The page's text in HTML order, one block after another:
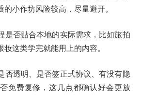
的小作坊风险较高，尽量避开。
是否贴合本地的实际需求，比如旅拍
妆这类学完就能用上的内容。
否透明、是否签正式协议、有没有隐
免费复修，这几点都确认好会更放